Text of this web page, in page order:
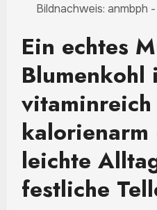
Bildnachweis: anmbph
Ein echtes
leichte
festliche